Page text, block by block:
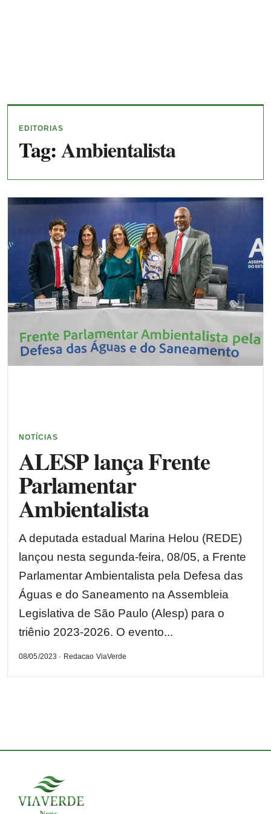
EDITORIAS
Tag:Ambientalista
NOTÍCIAS
ALESP lança Frente
Parlamentar
Ambientalista
A deputada estadual Marina Helou (REDE)
lançou nesta segunda-feira, 08/05, a Frente
Parlamentar Ambientalista pela Defesa das
Águas e do Saneamento na Assembleia
Legislativa de São Paulo (Alesp) para o
triênio 2023-2026. O evento...
08/05/2023 · Redacao ViaVerde